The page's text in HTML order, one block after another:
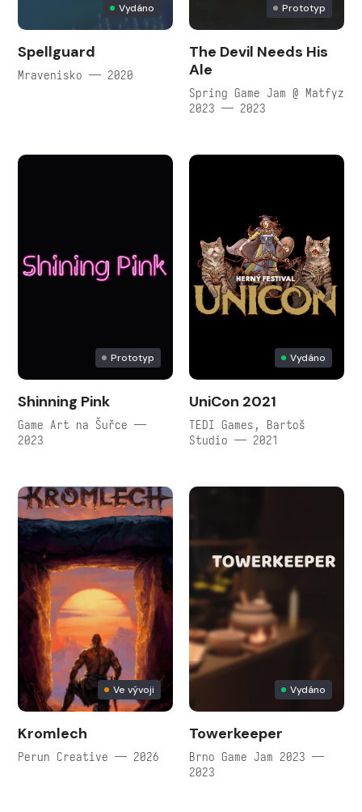
Vydáno
Spellguard
Mravenisko — 2020
Prototyp
The Devil Needs His
Ale
Spring Game Jam @ Matfyz
2023 — 2023
Prototyp
Shinning Pink
Game Art na Šuřce —
2023
Vydáno
UniCon 2021
TEDI Games, Bartoš
Studio — 2021
Ve vývoji
Kromlech
Perun Creative — 2026
Vydáno
Towerkeeper
Brno Game Jam 2023 —
2023